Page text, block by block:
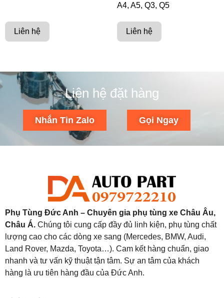
Liên hệ
A4, A5, Q3, Q5
Liên hệ
Liên hệ đặt hàng
Nhắn Tin Zalo Gọi Ngay
Phụ Tùng Đức Anh – Chuyên gia phụ tùng xe Châu Âu,
Châu Á. Chúng tôi cung cấp đầy đủ linh kiện, phụ tùng chất
lượng cao cho các dòng xe sang (Mercedes, BMW, Audi,
Land Rover, Mazda, Toyota…). Cam kết hàng chuẩn, giao
nhanh và tư vấn kỹ thuật tận tâm. Sự an tâm của khách
hàng là ưu tiên hàng đầu của Đức Anh.